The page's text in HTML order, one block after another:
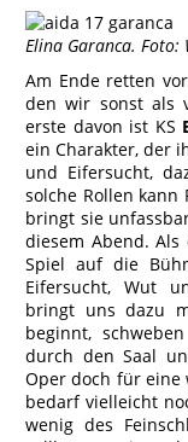
Elina Garanca. Foto:
Am Ende retten
den wir sonst als
erste davon ist KS
ein Charakter, der
und Eifersucht,
solche Rollen kann
bringt sie
diesem Abend.
Spiel auf die
Eifersucht, Wut
bringt uns dazu
beginnt,
durch den Saal
Oper doch für eine
bedarf vielleicht
wenig des